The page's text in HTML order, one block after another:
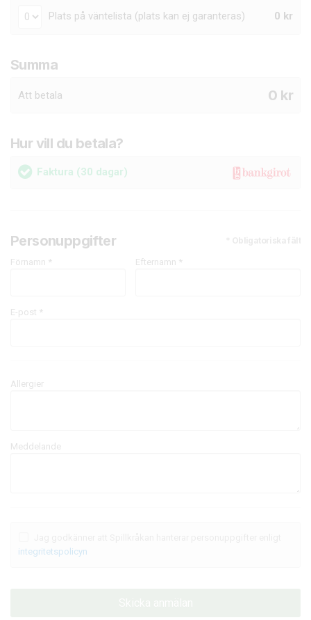
Plats på väntelista (plats kan ej garanteras) 0 kr
Summa
Att betala 0 kr
Hur vill du betala?
Faktura (30 dagar)
Personuppgifter
Förnamn * Efternamn *
E-post *
Allergier
Meddelande
integritetspolicyn